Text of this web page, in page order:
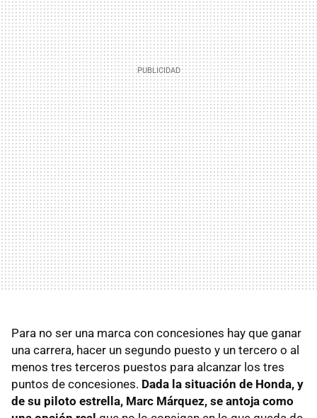
Para no ser una marca con concesiones hay que ganar
una carrera, hacer un segundo puesto y un tercero o al
menos tres terceros puestos para alcanzar los tres
puntos de concesiones. Dada la situación de Honda, y
de su piloto estrella, Marc Márquez, se antoja como